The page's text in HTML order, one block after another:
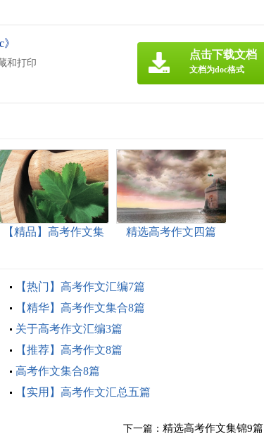
和打印
点击下载文档
文档为doc格式
【精品】高考作文集
精选高考作文四篇
【热门】高考作文汇编7篇
【精华】高考作文集合8篇
关于高考作文汇编3篇
【推荐】高考作文8篇
高考作文集合8篇
【实用】高考作文汇总五篇
下一篇： 精选高考作文集锦9篇